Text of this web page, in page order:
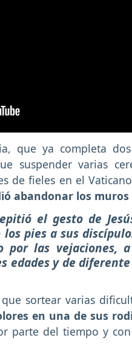
que ya completa
suspender varias
de fieles en el
abandonar los
el gesto de
pies a sus
por las vejaciones,
edades y de
sortear varias
en una de sus
parte del tiempo y